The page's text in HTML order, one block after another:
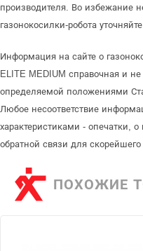
производителя. Во избежание
газонокосилки-робота
Информация на сайте о
ELITE MEDIUM справочная и
определяемой положениями
Любое несоответствие
характеристиками - опечатки,
обратной связи для
ПОХОЖИЕ